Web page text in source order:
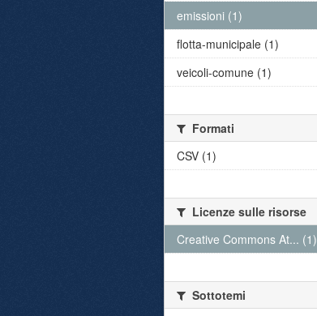
emissioni (1)
flotta-municipale (1)
veicoli-comune (1)
Formati
CSV (1)
Licenze sulle risorse
Creative Commons At... (1)
Sottotemi